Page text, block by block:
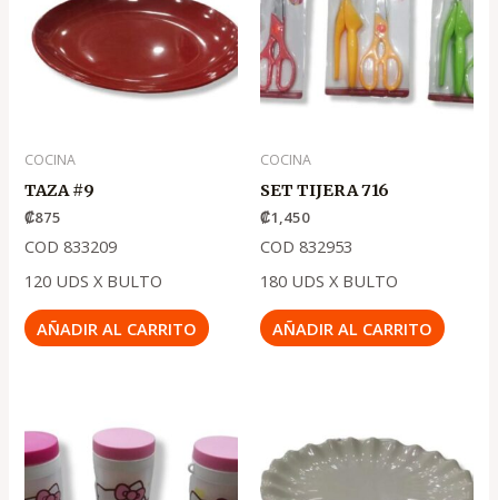
COCINA
TAZA #9
₡875
COD 833209
120 UDS X BULTO
AÑADIR AL CARRITO
COCINA
SET TIJERA 716
₡1,450
COD 832953
180 UDS X BULTO
AÑADIR AL CARRITO